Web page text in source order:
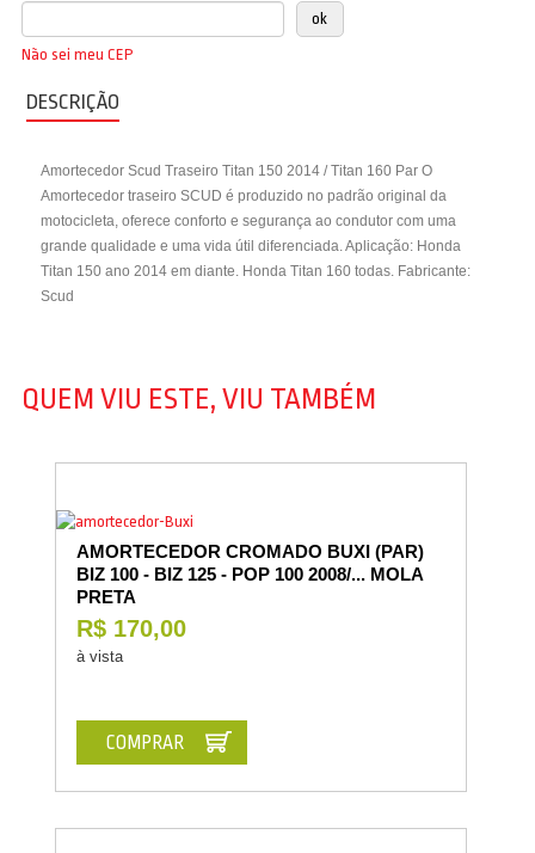
Não sei meu CEP
DESCRIÇÃO
Amortecedor Scud Traseiro Titan 150 2014 / Titan 160 Par O
Amortecedor traseiro SCUD é produzido no padrão original da
motocicleta, oferece conforto e segurança ao condutor com uma
grande qualidade e uma vida útil diferenciada. Aplicação: Honda
Titan 150 ano 2014 em diante. Honda Titan 160 todas. Fabricante:
Scud
QUEM VIU ESTE, VIU TAMBÉM
AMORTECEDOR CROMADO BUXI (PAR)
BIZ 100 - BIZ 125 - POP 100 2008/... MOLA
PRETA
R$ 170,00
à vista
COMPRAR